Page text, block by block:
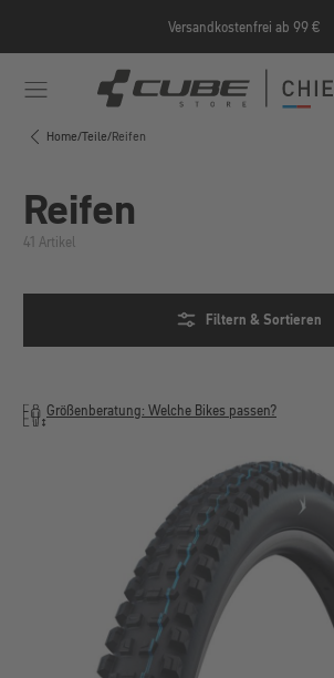
Versandkostenfrei ab 99 €
Home/Teile/Reifen
Reifen
41 Artikel
Filtern & Sortieren
Größenberatung: Welche Bikes passen?